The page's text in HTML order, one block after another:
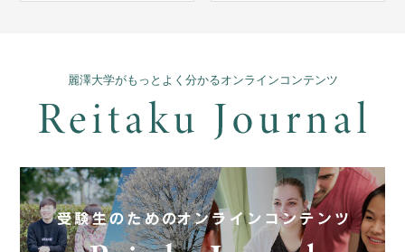
麗澤大学がもっとよく分かるオンラインコンテンツ